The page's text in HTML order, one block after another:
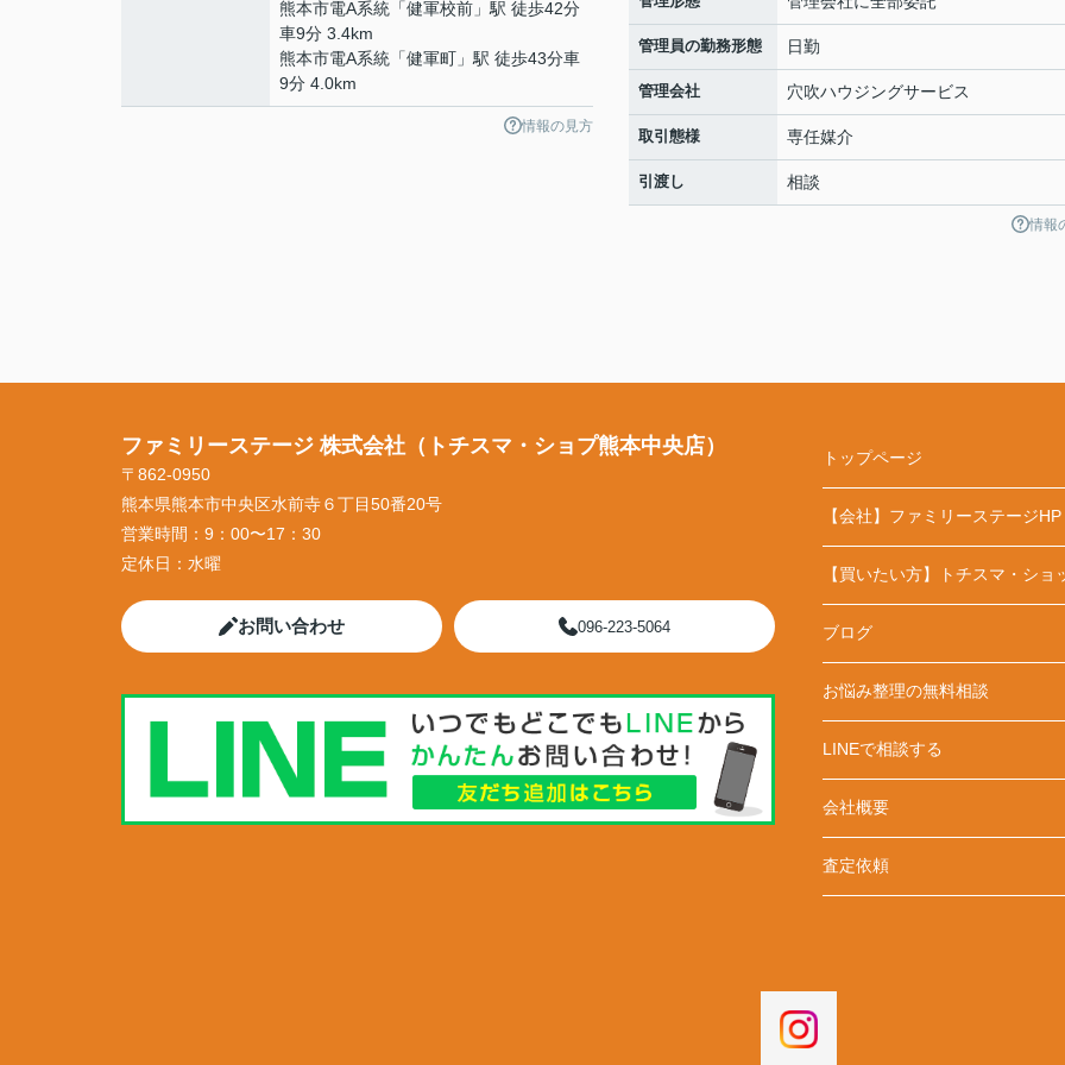
熊本市電A系統 「健軍校前 」駅 徒歩42分
車9分 3.4km
熊本市電A系統 「健軍町 」駅 徒歩43分車
9分 4.0km
情報の見方
管理員の勤務形態 日勤
管理会社 穴吹ハウジングサービス
取引態様 専任媒介
引渡し 相談
情報
ファミリーステージ 株式会社（トチスマ・ショプ熊本中央店）
〒862-0950
熊本県熊本市中央区水前寺６丁目50番20号
営業時間： 9：00〜17：30
定休日： 水曜
お問い合わせ 096-223-5064
トップページ
【会社】ファミリーステージHP
【買いたい方】トチスマ・ショ
ブログ
お悩み整理の無料相談
LINEで相談する
会社概要
査定依頼